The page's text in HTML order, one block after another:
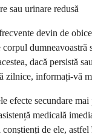
sau urinare redusă
devin de
corpul dumneavoastră
dacă persistă
zilnice, informați-vă
efecte secundare
medicală
de ele,